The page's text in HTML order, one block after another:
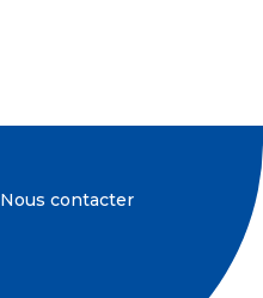
Nous contacter